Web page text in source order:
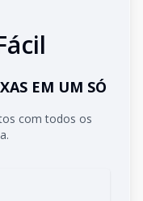
EM UM SÓ
com todos os